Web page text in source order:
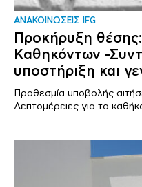
ΑΝΑΚΟΙΝΩΣΕΙΣ IFG
Προκήρυξη θέσης:
Καθηκόντων -
υποστήριξη και
Προθεσμία υποβολής
Λεπτομέρειες για τα